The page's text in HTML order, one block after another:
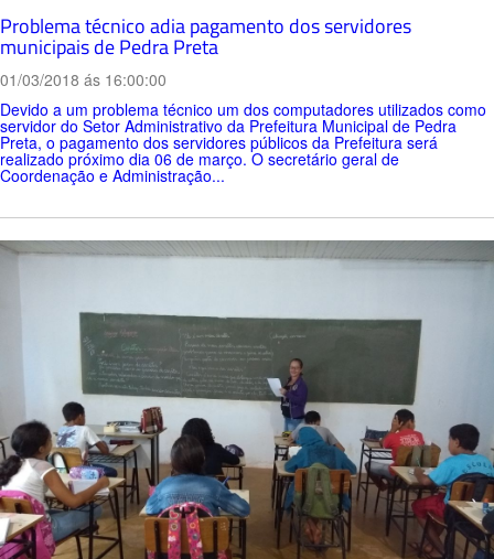
Problema técnico adia pagamento dos servidores
municipais de Pedra Preta
01/03/2018 ás 16:00:00
Devido a um problema técnico um dos computadores utilizados como
servidor do Setor Administrativo da Prefeitura Municipal de Pedra
Preta, o pagamento dos servidores públicos da Prefeitura será
realizado próximo dia 06 de março. O secretário geral de
Coordenação e Administração...